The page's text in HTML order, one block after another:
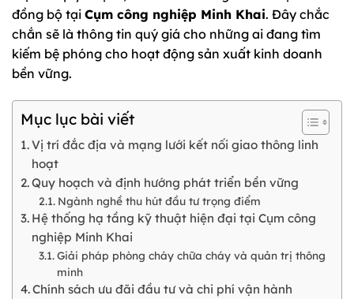
đồng bộ tại Cụm công nghiệp Minh Khai. Đây chắc
chắn sẽ là thông tin quý giá cho những ai đang tìm
kiếm bệ phóng cho hoạt động sản xuất kinh doanh
bền vững.
Mục lục bài viết
Vị trí đắc địa và mạng lưới kết nối giao thông linh
hoạt
Quy hoạch và định hướng phát triển bền vững
Ngành nghề thu hút đầu tư trọng điểm
Hệ thống hạ tầng kỹ thuật hiện đại tại Cụm công
nghiệp Minh Khai
Giải pháp phòng cháy chữa cháy và quản trị thông
minh
Chính sách ưu đãi đầu tư và chi phí vận hành